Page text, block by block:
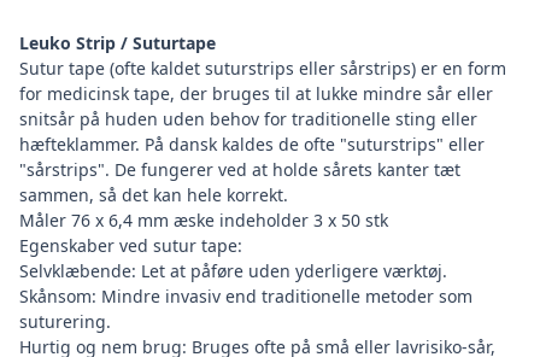
Leuko Strip / Suturtape
Sutur tape (ofte kaldet suturstrips eller sårstrips) er en form
for medicinsk tape, der bruges til at lukke mindre sår eller
snitsår på huden uden behov for traditionelle sting eller
hæfteklammer. På dansk kaldes de ofte "suturstrips" eller
"sårstrips". De fungerer ved at holde sårets kanter tæt
sammen, så det kan hele korrekt.
Måler 76 x 6,4 mm æske indeholder 3 x 50 stk
Egenskaber ved sutur tape:
Selvklæbende: Let at påføre uden yderligere værktøj.
Skånsom: Mindre invasiv end traditionelle metoder som
suturering.
Hurtig og nem brug: Bruges ofte på små eller lavrisiko-sår,